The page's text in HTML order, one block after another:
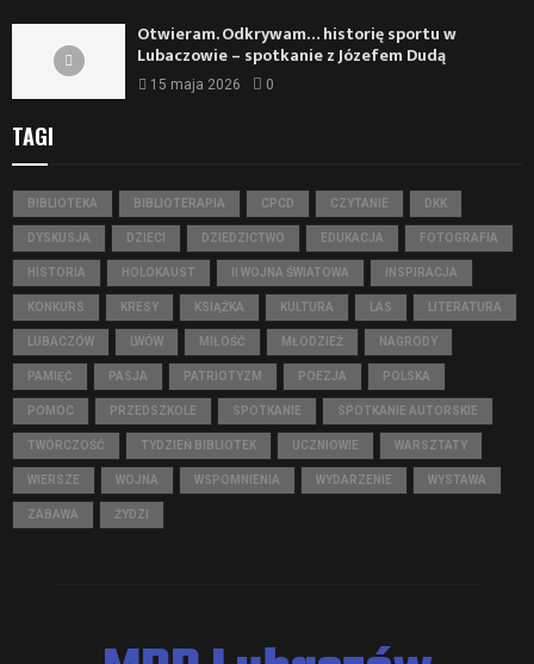
Otwieram. Odkrywam… historię sportu w
Lubaczowie – spotkanie z Józefem Dudą
15 maja 2026 0
TAGI
BIBLIOTEKA BIBLIOTERAPIA CPCD CZYTANIE DKK
DYSKUSJA DZIECI DZIEDZICTWO EDUKACJA FOTOGRAFIA
HISTORIA HOLOKAUST II WOJNA ŚWIATOWA INSPIRACJA
KONKURS KRESY KSIĄŻKA KULTURA LAS LITERATURA
LUBACZÓW LWÓW MIŁOŚĆ MŁODZIEŻ NAGRODY
PAMIĘĆ PASJA PATRIOTYZM POEZJA POLSKA
POMOC PRZEDSZKOLE SPOTKANIE SPOTKANIE AUTORSKIE
TWÓRCZOŚĆ TYDZIEŃ BIBLIOTEK UCZNIOWIE WARSZTATY
WIERSZE WOJNA WSPOMNIENIA WYDARZENIE WYSTAWA
ZABAWA ŻYDZI